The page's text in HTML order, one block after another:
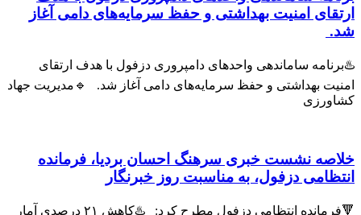
ارتقای امنیت بهداشتی و حفظ سرمایه‌های دامی آغاز
شد.
♨️برنامه ساماندهی واحدهای دامپروری دزفول با هدف ارتقای
امنیت بهداشتی و حفظ سرمایه‌های دامی آغاز شد. 🔹مدیریت جهاد
کشاورزی
خلاصه نشست خبری سرهنگ احسان بردیا، فرمانده
انتظامی دزفول، به مناسبت روز خبرنگار
🔻فرمانده انتظامی دزفول مطرح کرد: ♨️کاهش ۲۱ درصدی آمار